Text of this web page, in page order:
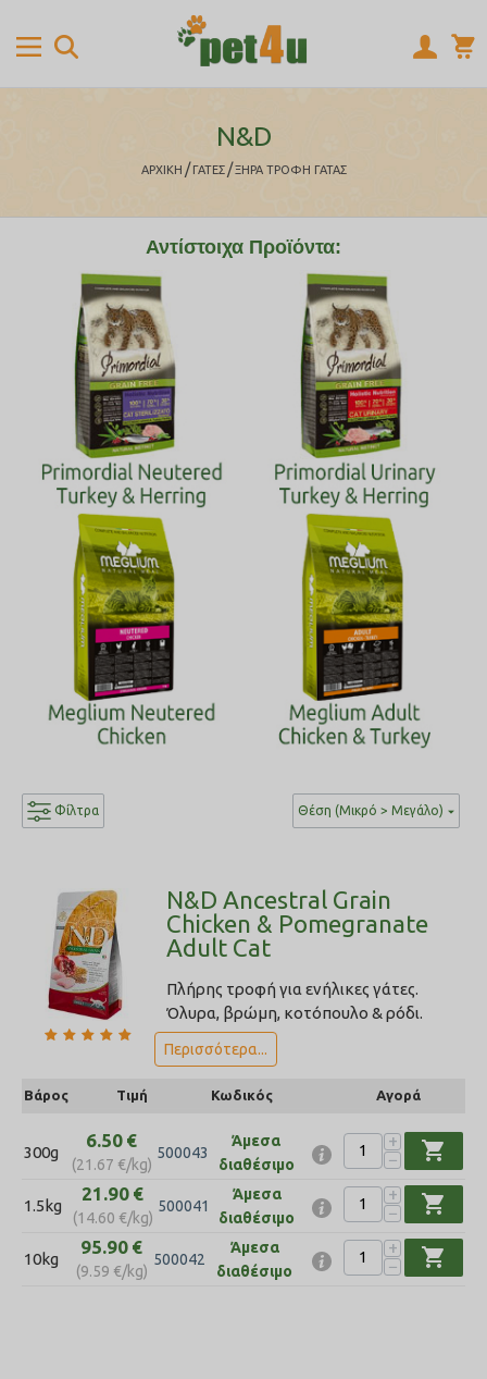
N&D
ΑΡΧΙΚΉ / ΓΑΤΕΣ / ΞΗΡΑ ΤΡΟΦΗ ΓΑΤΑΣ
Αντίστοιχα Προϊόντα:
Φίλτρα Θέση (Μικρό > Μεγάλο)
N&D Ancestral Grain
Chicken & Pomegranate
Adult Cat
Πλήρης τροφή για ενήλικες γάτες.
Όλυρα, βρώμη, κοτόπουλο & ρόδι.
Περισσότερα...
Βάρος Τιμή Κωδικός Αγορά
300g
6.50 €
(21.67 €/kg)
500043
Άμεσα
διαθέσιμο
+
−
shopping_cart
1.5kg
21.90 €
(14.60 €/kg)
500041
Άμεσα
διαθέσιμο
+
−
shopping_cart
10kg
95.90 €
(9.59 €/kg)
500042
Άμεσα
διαθέσιμο
+
−
shopping_cart